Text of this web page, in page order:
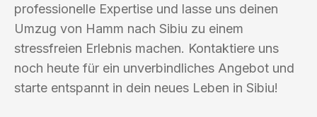
professionelle Expertise und lasse uns deinen
Umzug von Hamm nach Sibiu zu einem
stressfreien Erlebnis machen. Kontaktiere uns
noch heute für ein unverbindliches Angebot und
starte entspannt in dein neues Leben in Sibiu!